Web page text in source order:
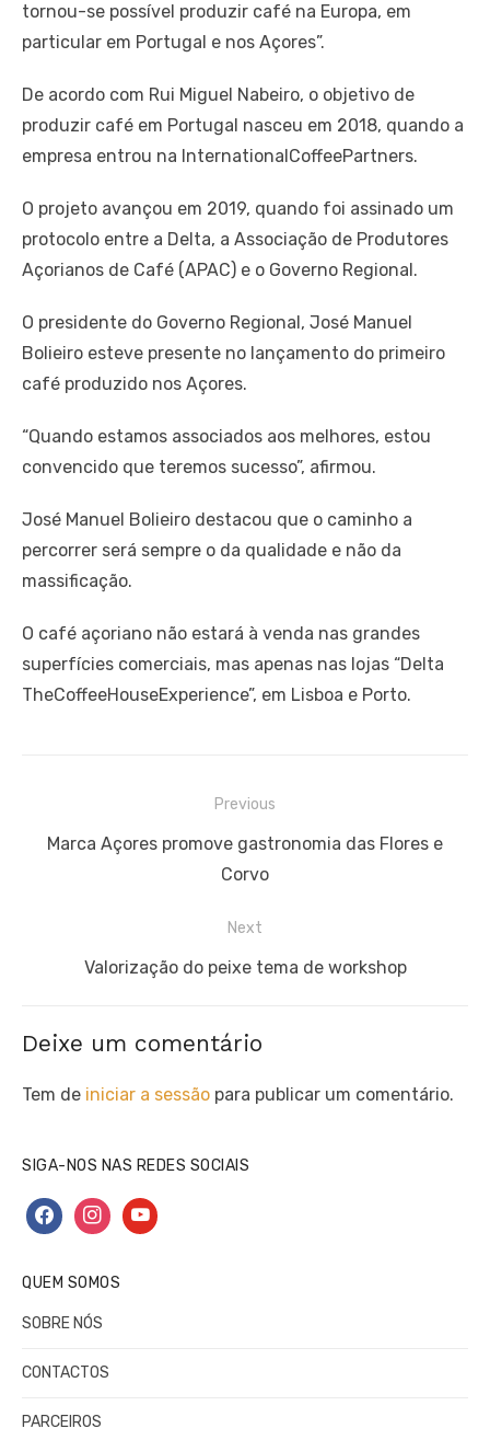
tornou-se possível produzir café na Europa, em
particular em Portugal e nos Açores”.
De acordo com Rui Miguel Nabeiro, o objetivo de
produzir café em Portugal nasceu em 2018, quando a
empresa entrou na InternationalCoffeePartners.
O projeto avançou em 2019, quando foi assinado um
protocolo entre a Delta, a Associação de Produtores
Açorianos de Café (APAC) e o Governo Regional.
O presidente do Governo Regional, José Manuel
Bolieiro esteve presente no lançamento do primeiro
café produzido nos Açores.
“Quando estamos associados aos melhores, estou
convencido que teremos sucesso”, afirmou.
José Manuel Bolieiro destacou que o caminho a
percorrer será sempre o da qualidade e não da
massificação.
O café açoriano não estará à venda nas grandes
superfícies comerciais, mas apenas nas lojas “Delta
TheCoffeeHouseExperience”, em Lisboa e Porto.
de
Previous
Previous
Marca Açores promove gastronomia das Flores e
Corvo
Next
Next
Valorização do peixe tema de workshop
Deixe um comentário
Tem de iniciar a sessão para publicar um comentário.
SIGA-NOS NAS REDES SOCIAIS
facebookinstagramyoutube
QUEM SOMOS
SOBRE NÓS
CONTACTOS
PARCEIROS